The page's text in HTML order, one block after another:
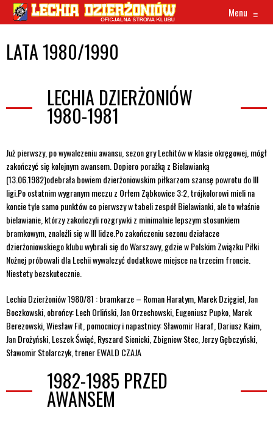
Menu ≡
LATA 1980/1990
LECHIA DZIERŻONIÓW
1980-1981
Już pierwszy, po wywalczeniu awansu, sezon gry Lechitów w klasie okręgowej, mógł
zakończyć się kolejnym awansem. Dopiero porażką z Bielawianką
(13.06.1982)odebrała bowiem dzierżoniowskim piłkarzom szansę powrotu do III
ligi.Po ostatnim wygranym meczu z Orłem Ząbkowice 3:2, trójkolorowi mieli na
koncie tyle samo punktów co pierwszy w tabeli zespół Bielawianki, ale to właśnie
bielawianie, którzy zakończyli rozgrywki z minimalnie lepszym stosunkiem
bramkowym, znaleźli się w III lidze.Po zakończeniu sezonu działacze
dzierżoniowskiego klubu wybrali się do Warszawy, gdzie w Polskim Związku Piłki
Nożnej próbowali dla Lechii wywalczyć dodatkowe miejsce na trzecim froncie.
Niestety bezskutecznie.
Lechia Dzierżoniów 1980/81 : bramkarze – Roman Haratym, Marek Dzięgiel, Jan
Boczkowski, obrońcy: Lech Orliński, Jan Orzechowski, Eugeniusz Pupko, Marek
Berezowski, Wiesław Fit, pomocnicy i napastnicy: Sławomir Haraf, Dariusz Kaim,
Jan Drożyński, Leszek Świąć, Ryszard Sienicki, Zbigniew Stec, Jerzy Gębczyński,
Sławomir Stolarczyk, trener EWALD CZAJA
1982-1985 PRZED
AWANSEM